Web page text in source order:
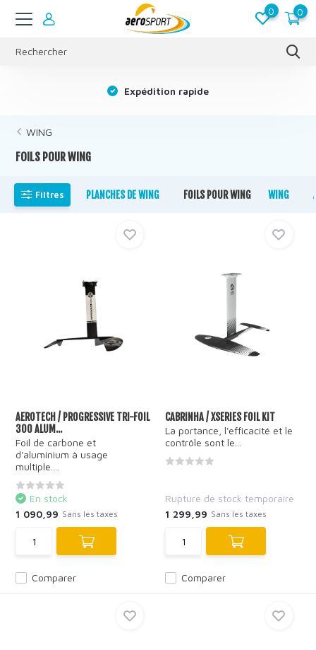
0 0
Expédition rapide
WING
FOILS POUR WING
Filtres PLANCHES DE WING FOILS POUR WING WING
AEROTECH / PROGRESSIVE TRI-FOIL
300 ALUM...
Foil de carbone et
d'aluminium à usage
multiple....
Comparer
En stock
1 090,99 Sans les taxes
CABRINHA / XSERIES FOIL KIT
La portance, l'efficacité et le
contrôle sont le...
Comparer
Rupture de stock temporaire
1 299,99 Sans les taxes